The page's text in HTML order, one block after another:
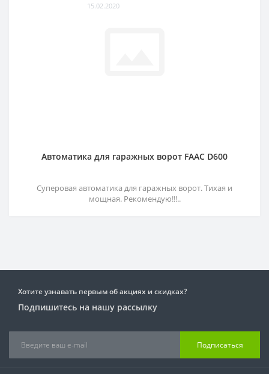
15.02.2020
Автоматика для гаражных ворот FAAC D600
Суперовая автоматика для гаражных ворот. Тихая и
мощная. Рекомендую!!!..
Хотите узнавать первым об акциях и скидках?
Подпишитесь на нашу рассылку
Подписаться